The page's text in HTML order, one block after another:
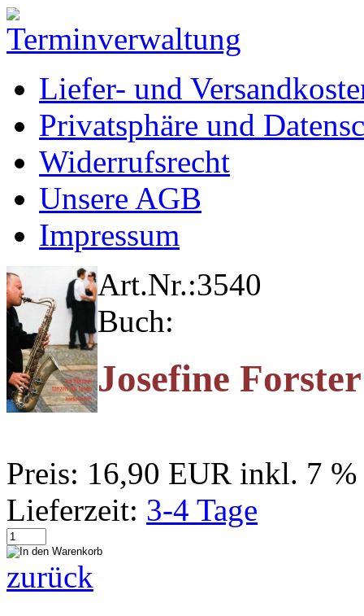
Liefer- und
Privatsphäre und
Widerrufsrecht
Unsere AGB
Impressum
Art.Nr.:3540
Buch:
Josefine
Preis: 16,90 EUR inkl. 7
Lieferzeit: 3-4 Tage
zurück